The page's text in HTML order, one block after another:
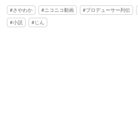
さやわか ニコニコ動画 プロデューサー列伝
小説
じん